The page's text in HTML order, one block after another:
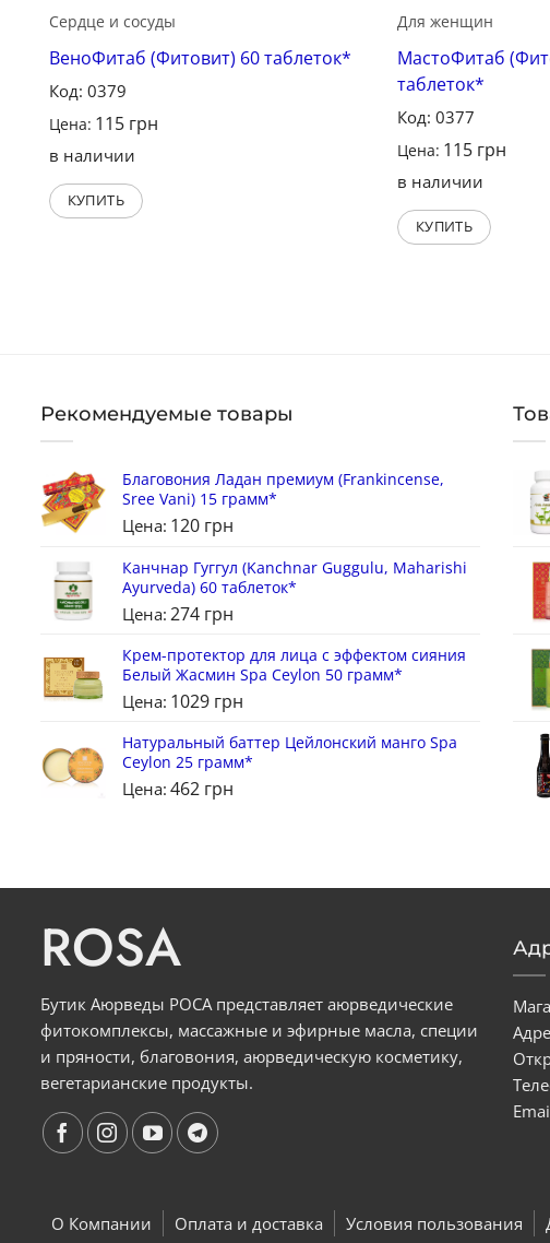
Сердце и сосуды
ВеноФитаб (Фитовит) 60 таблеток*
Код: 0379
Цена: 115 грн
в наличии
КУПИТЬ
Для женщин
МастоФитаб
таблеток*
Код: 0377
Цена: 115 грн
в наличии
КУПИТЬ
Рекомендуемые товары
Благовония Ладан премиум (Frankincense,
Sree Vani) 15 грамм*
Цена: 120 грн
Канчнар Гуггул (Kanchnar Guggulu, Maharishi
Ayurveda) 60 таблеток*
Цена: 274 грн
Крем-протектор для лица с эффектом сияния
Белый Жасмин Spa Ceylon 50 грамм*
Цена: 1029 грн
Натуральный баттер Цейлонский манго Spa
Ceylon 25 грамм*
Цена: 462 грн
ROSA
Бутик Аюрведы РОСА представляет аюрведические
фитокомплексы, массажные и эфирные масла, специи
и пряности, благовония, аюрведическую косметику,
вегетарианские продукты.
О Компании Оплата и доставка Условия пользования